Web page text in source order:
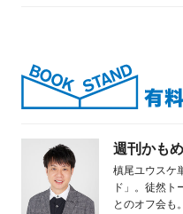
週刊かも
槙尾ユウスケ
ド」。徒然ト
とのオフ会も。